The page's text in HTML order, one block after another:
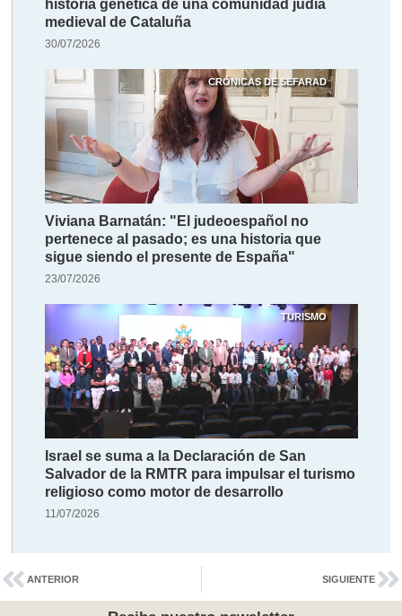
historia genética de una comunidad judía
medieval de Cataluña
30/07/2026
CRÓNICAS DE SEFARAD
Viviana Barnatán: "El judeoespañol no
pertenece al pasado; es una historia que
sigue siendo el presente de España"
23/07/2026
TURISMO
Israel se suma a la Declaración de San
Salvador de la RMTR para impulsar el turismo
religioso como motor de desarrollo
11/07/2026
ANTERIOR SIGUIENTE